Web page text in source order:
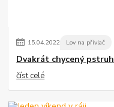
15.04.2022 Lov na přívlač
Dvakrát chycený pstruh
číst celé